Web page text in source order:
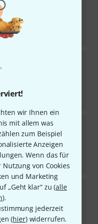
wir Ihnen ein
mit allem was
zum Beispiel
Anzeigen
Wenn das für
von Cookies
und Marketing
„Geht klar“ zu (alle
).
jederzeit
(hier) widerrufen.
0.9m
7.6m
Cable 100.0m